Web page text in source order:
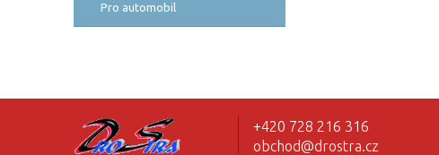
Pro automobil
+420 728 216 316
obchod@drostra.cz